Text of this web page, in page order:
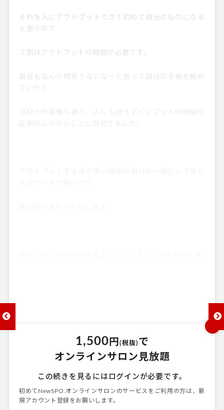
それを人にアウトプットできて初めて自分のものになる
と思うので
２割はアウトプットの時間が必要です。
最近もなんか物足りないなーと思って自分の手帳を眺め
ていたら
1,500 円 (税抜) で
オンラインサロン見放題
この続きを見るにはログインが必要です。
初めてNewSPO.オンラインサロンのサービスをご利用の方は、新
規アカウント登録をお願いします。